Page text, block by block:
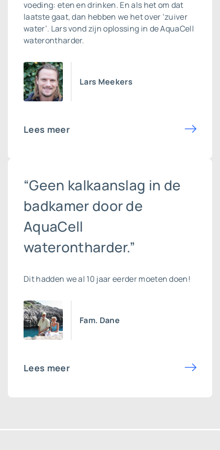
voeding: eten en drinken. En als het om dat
laatste gaat, dan hebben we het over ‘zuiver
water’. Lars vond zijn oplossing in de AquaCell
waterontharder.
Lars Meekers
Lees meer
“Geen kalkaanslag in de
badkamer door de
AquaCell
waterontharder.”
Dit hadden we al 10 jaar eerder moeten doen!
Fam. Dane
Lees meer